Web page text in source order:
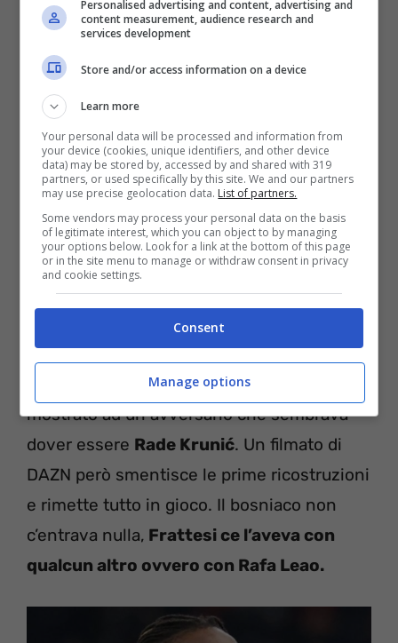
suo gol, l’ex del Sassuolo si è cimentato in
un gesto non proprio elegante.
In quel momento le reti segnate dalla sua
squadra erano solo quattro e proprio le
quattro dita sono quelle che Frattesi ha
mostrato ad un avversario che sembrava
dover essere Rade Krunić. Un filmato di
DAZN però smentisce le prime ricostruzioni
e rimette tutto in gioco. Il bosniaco non
c’entrava nulla, Frattesi ce l’aveva con
qualcun altro ovvero con Rafa Leao.
Personalised advertising and content, advertising and
content measurement, audience research and
services development
Store and/or access information on a device
Learn more
Your personal data will be processed and information from
your device (cookies, unique identifiers, and other device
data) may be stored by, accessed by and shared with 319
partners, or used specifically by this site. We and our partners
may use precise geolocation data. List of partners.
Some vendors may process your personal data on the basis
of legitimate interest, which you can object to by managing
your options below. Look for a link at the bottom of this page
or in the site menu to manage or withdraw consent in privacy
and cookie settings.
Consent
Manage options